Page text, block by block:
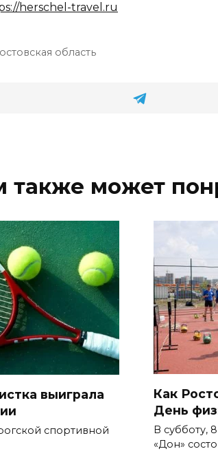
herschel-travel.ru
область
также может
выиграла
спортивной
Как
День
В субботу,
«Дон»